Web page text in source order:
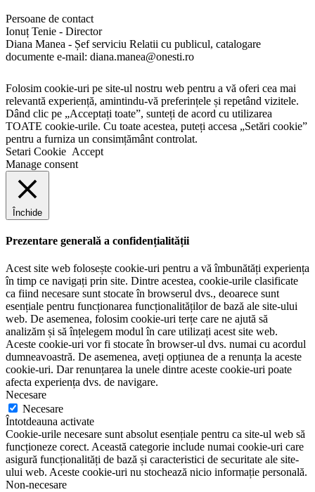
Persoane de contact
Ionuț Tenie - Director
Diana Manea - Șef serviciu Relatii cu publicul, catalogare
documente e-mail: diana.manea@onesti.ro
Folosim cookie-uri pe site-ul nostru web pentru a vă oferi cea mai
relevantă experiență, amintindu-vă preferințele și repetând vizitele.
Dând clic pe „Acceptați toate”, sunteți de acord cu utilizarea
TOATE cookie-urile. Cu toate acestea, puteți accesa „Setări cookie”
pentru a furniza un consimțământ controlat.
Setari Cookie Accept
Manage consent
Închide
Prezentare generală a confidențialității
Acest site web folosește cookie-uri pentru a vă îmbunătăți experiența
în timp ce navigați prin site. Dintre acestea, cookie-urile clasificate
ca fiind necesare sunt stocate în browserul dvs., deoarece sunt
esențiale pentru funcționarea funcționalităților de bază ale site-ului
web. De asemenea, folosim cookie-uri terțe care ne ajută să
analizăm și să înțelegem modul în care utilizați acest site web.
Aceste cookie-uri vor fi stocate în browser-ul dvs. numai cu acordul
dumneavoastră. De asemenea, aveți opțiunea de a renunța la aceste
cookie-uri. Dar renunțarea la unele dintre aceste cookie-uri poate
afecta experiența dvs. de navigare.
Necesare
Necesare
Întotdeauna activate
Cookie-urile necesare sunt absolut esențiale pentru ca site-ul web să
funcționeze corect. Această categorie include numai cookie-uri care
asigură funcționalități de bază și caracteristici de securitate ale site-
ului web. Aceste cookie-uri nu stochează nicio informație personală.
Non-necesare